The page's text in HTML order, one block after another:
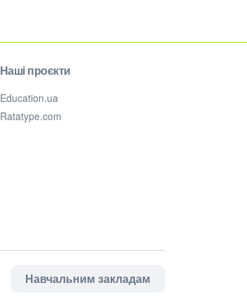
Наші проєкти
Education.ua
Ratatype.com
Навчальним закладам